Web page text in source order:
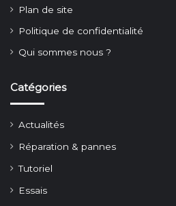
Plan de site
Politique de confidentialité
Qui sommes nous ?
Catégories
Actualités
Réparation & pannes
Tutoriel
Essais